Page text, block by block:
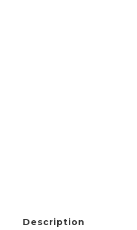
Description